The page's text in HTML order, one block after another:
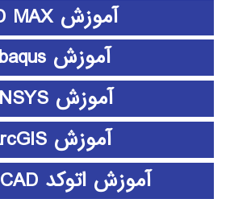
آموزش 3D MAX
آموزش abaqus
آموزش ANSYS
آموزش ArcGIS
آموزش اتوکد AUTOCAD